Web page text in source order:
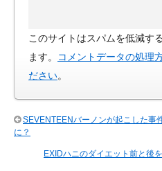
このサイトはスパムを低減す
ます。
コメントデータの処理
ださい。
SEVENTEENバーノンが起こした事
に？
EXIDハニのダイエット前と後